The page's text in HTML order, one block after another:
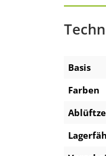
Basis
Farben